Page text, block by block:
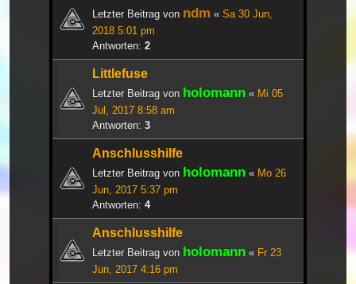
Letzter Beitrag von ndm « Sa 30 Jun,
2018 5:01 pm
Antworten: 2
Littlefuse
Letzter Beitrag von holomann « Mi 05
Jul, 2017 8:58 am
Antworten: 3
Anschlusshilfe
Letzter Beitrag von holomann « Mo 26
Jun, 2017 5:37 pm
Antworten: 4
Anschlusshilfe
Letzter Beitrag von holomann « Fr 23
Jun, 2017 4:16 pm